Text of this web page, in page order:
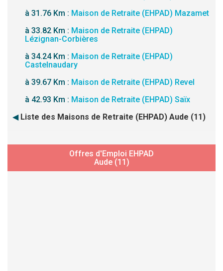
à 31.76 Km : Maison de Retraite (EHPAD) Mazamet
à 33.82 Km : Maison de Retraite (EHPAD)
Lézignan-Corbières
à 34.24 Km : Maison de Retraite (EHPAD)
Castelnaudary
à 39.67 Km : Maison de Retraite (EHPAD) Revel
à 42.93 Km : Maison de Retraite (EHPAD) Saïx
◀ Liste des Maisons de Retraite (EHPAD) Aude (11)
Offres d'Emploi EHPAD
Aude (11)